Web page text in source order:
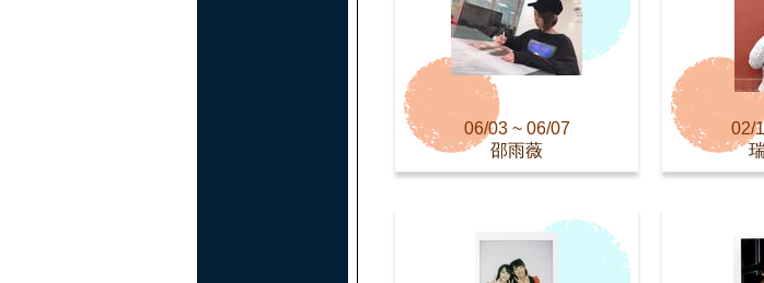
06/03 ~ 06/07
邵雨薇
02/